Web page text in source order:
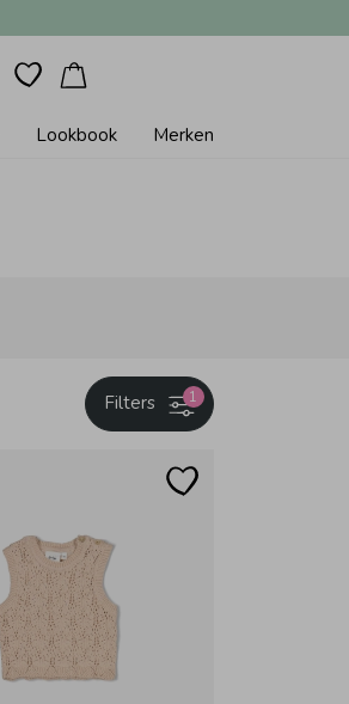
Lookbook Merken
1
Filters